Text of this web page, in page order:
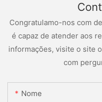
Congratulamo-nos com
é capaz de atender aos
informações, visite o site
com
Nome